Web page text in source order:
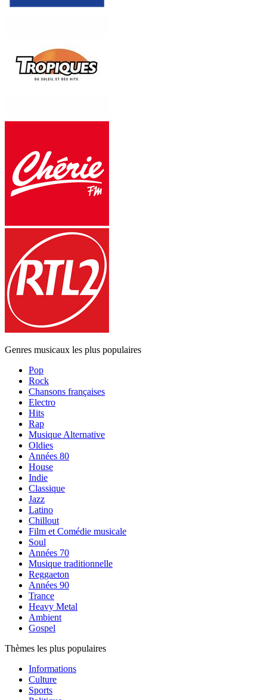
Genres musicaux les plus populaires
Pop
Rock
Chansons françaises
Electro
Hits
Rap
Musique Alternative
Oldies
Années 80
House
Indie
Classique
Jazz
Latino
Chillout
Film et Comédie musicale
Soul
Années 70
Musique traditionnelle
Reggaeton
Années 90
Trance
Heavy Metal
Ambient
Gospel
Thèmes les plus populaires
Informations
Culture
Sports